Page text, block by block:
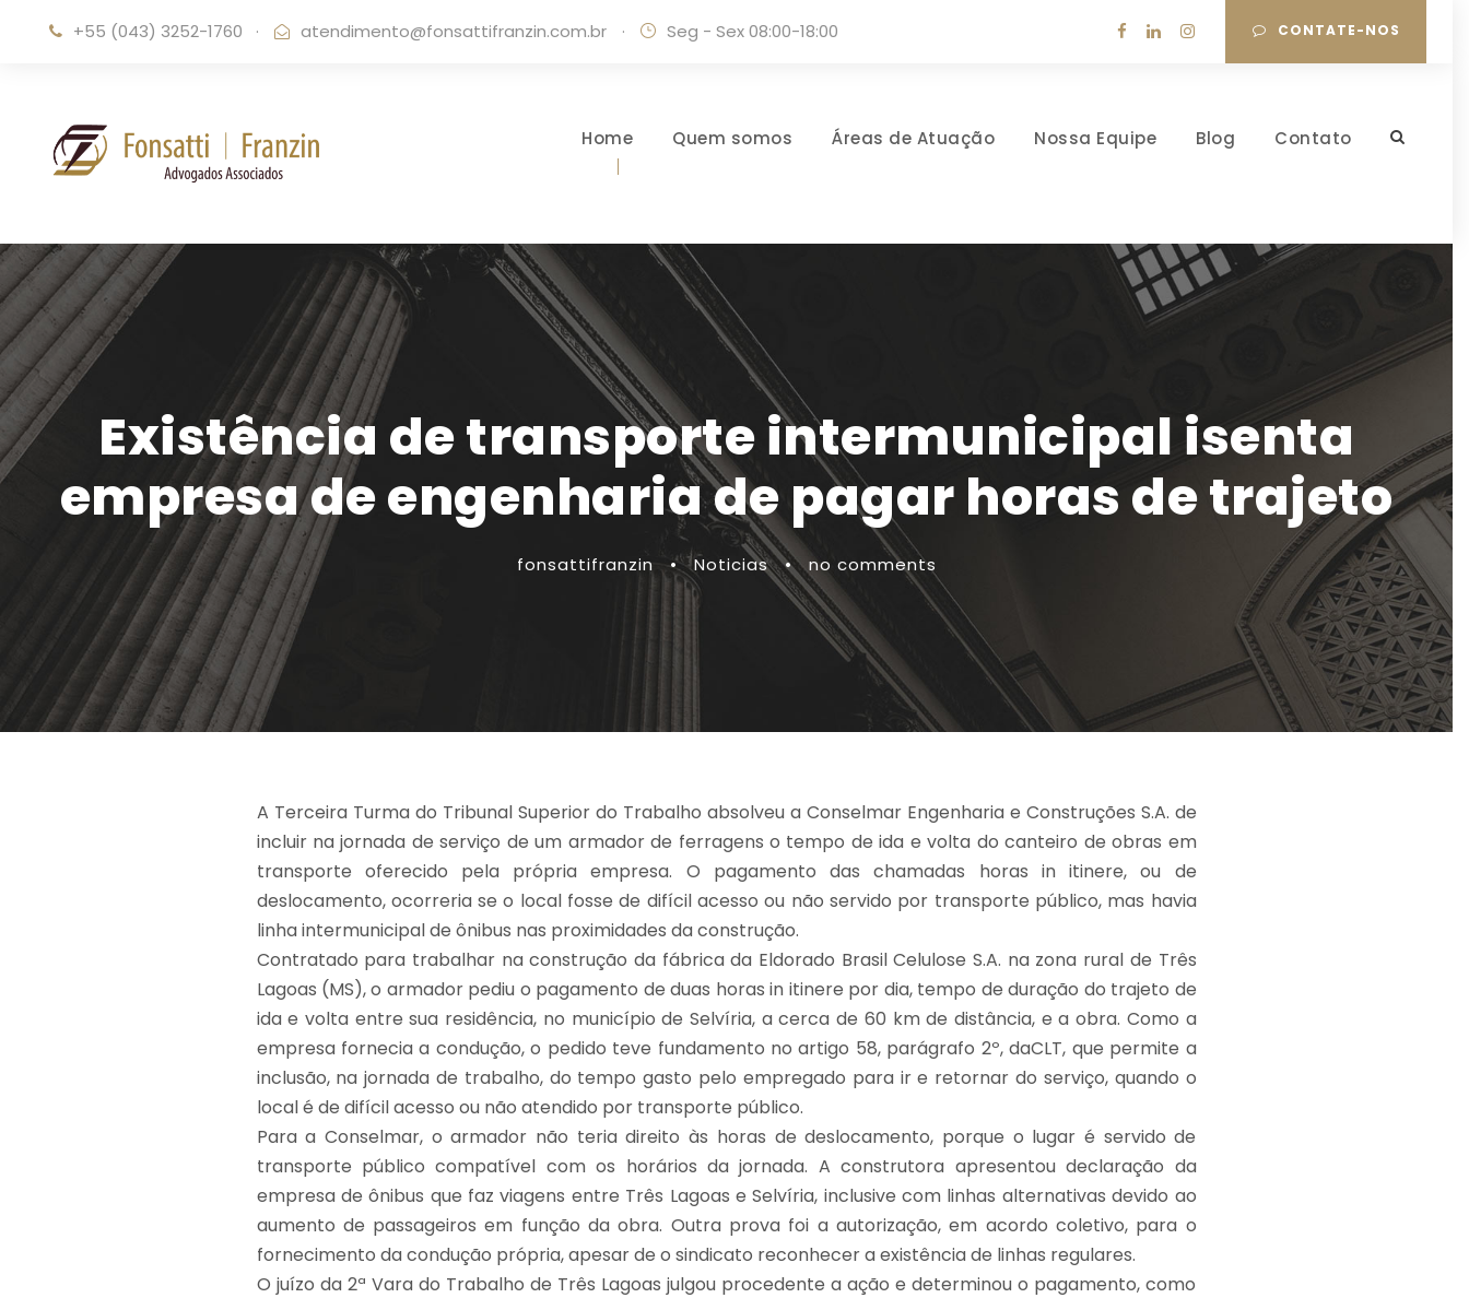
+55 (043) 3252-1760 · atendimento@fonsattifranzin.com.br · Seg - Sex 08:00-18:00 CONTATE-NOS
Home Quem somos Áreas de Atuação Nossa Equipe Blog Contato
Existência de transporte intermunicipal isenta
empresa de engenharia de pagar horas de trajeto
fonsattifranzin • Noticias • no comments
A Terceira Turma do Tribunal Superior do Trabalho absolveu a Conselmar Engenharia e Construções S.A. de
incluir na jornada de serviço de um armador de ferragens o tempo de ida e volta do canteiro de obras em
transporte oferecido pela própria empresa. O pagamento das chamadas horas in itinere, ou de
deslocamento, ocorreria se o local fosse de difícil acesso ou não servido por transporte público, mas havia
linha intermunicipal de ônibus nas proximidades da construção.
Contratado para trabalhar na construção da fábrica da Eldorado Brasil Celulose S.A. na zona rural de Três
Lagoas (MS), o armador pediu o pagamento de duas horas in itinere por dia, tempo de duração do trajeto de
ida e volta entre sua residência, no município de Selvíria, a cerca de 60 km de distância, e a obra. Como a
empresa fornecia a condução, o pedido teve fundamento no artigo 58, parágrafo 2º, daCLT, que permite a
inclusão, na jornada de trabalho, do tempo gasto pelo empregado para ir e retornar do serviço, quando o
local é de difícil acesso ou não atendido por transporte público.
Para a Conselmar, o armador não teria direito às horas de deslocamento, porque o lugar é servido de
transporte público compatível com os horários da jornada. A construtora apresentou declaração da
empresa de ônibus que faz viagens entre Três Lagoas e Selvíria, inclusive com linhas alternativas devido ao
aumento de passageiros em função da obra. Outra prova foi a autorização, em acordo coletivo, para o
fornecimento da condução própria, apesar de o sindicato reconhecer a existência de linhas regulares.
O juízo da 2ª Vara do Trabalho de Três Lagoas julgou procedente a ação e determinou o pagamento, como